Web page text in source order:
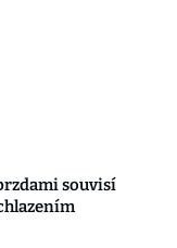
souvisí